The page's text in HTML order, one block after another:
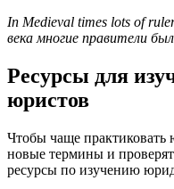
In Medieval times lots of
века многие правители
Ресурсы для
юристов
Чтобы чаще практиковать
новые термины и
ресурсы по изучению